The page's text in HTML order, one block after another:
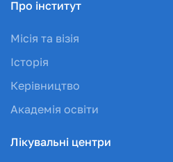
Про інститут
Місія та візія
Історія
Керівництво
Академія освіти
Лікувальні центри